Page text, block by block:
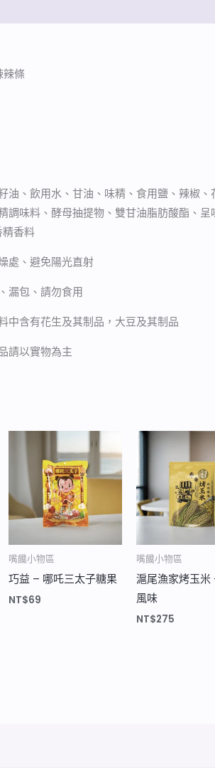
條
油、飲用水、甘油、味精、食用鹽、辣椒
調味料、酵母抽提物、雙甘油脂肪酸酯、
精香料
處、避免陽光直射
漏包、請勿食用
中含有花生及其制品，大豆及其制品
請以實物為主
嘴饞小物區
巧益 – 哪吒三太子糖果
NT$69
嘴饞小物區
滬尾漁家烤玉米
風味
NT$275